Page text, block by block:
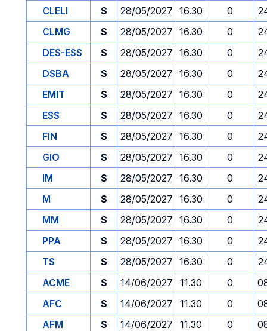
CLELI S 28/05/2027 16.30 0
CLMG
S 28/05/2027 16.30 0
DES-ESS
S 28/05/2027 16.30 0
DSBA
S 28/05/2027 16.30 0
EMIT
S 28/05/2027 16.30 0
ESS
S 28/05/2027 16.30 0
FIN
S 28/05/2027 16.30 0
GIO
S 28/05/2027 16.30 0
IM
S 28/05/2027 16.30 0
M
S 28/05/2027 16.30 0
MM
S 28/05/2027 16.30 0
PPA
S 28/05/2027 16.30 0
TS
S 28/05/2027 16.30 0
ACME
S 14/06/2027 11.30 0
AFC
S 14/06/2027 11.30 0
AFM
S 14/06/2027 11.30 0